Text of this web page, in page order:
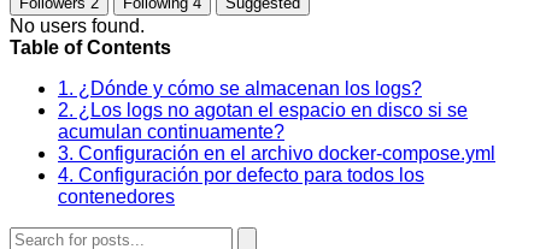
No users found.
Table of Contents
1. ¿Dónde y cómo se almacenan los logs?
2. ¿Los logs no agotan el espacio en disco si se
acumulan continuamente?
3. Configuración en el archivo docker-compose.yml
4. Configuración por defecto para todos los
contenedores